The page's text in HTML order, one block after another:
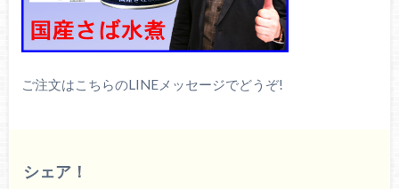
ご注文はこちらのLINEメッセージでどうぞ!
シェア！